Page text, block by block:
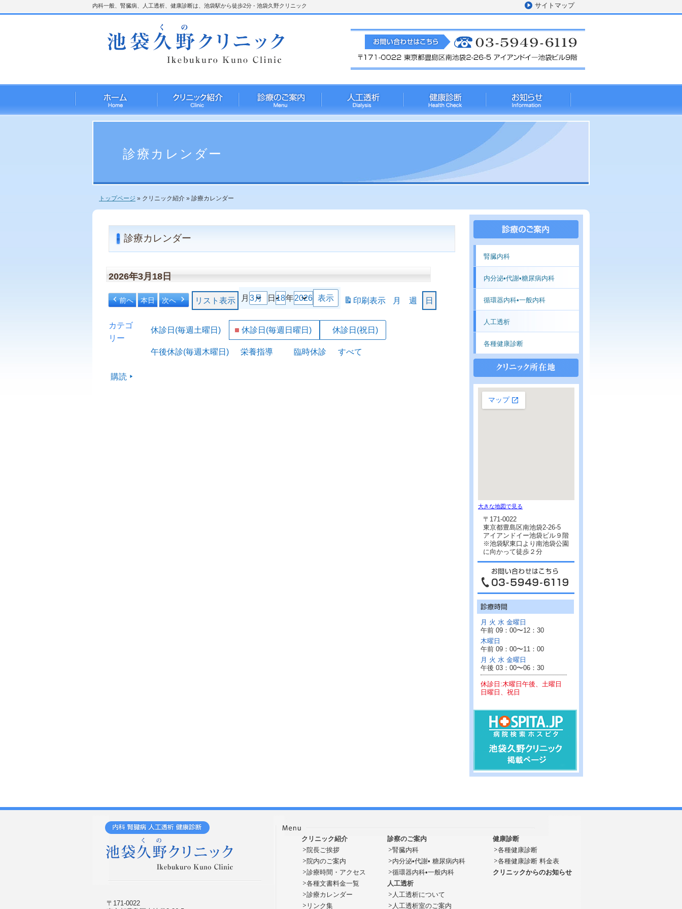
内科一般、腎臓病、人工透析、健康診断は、池袋駅から徒歩2分 - 池袋久野クリニック サイトマップ
診療カレンダー
トップページ » クリニック紹介 » 診療カレンダー
腎臓内科
内分泌•代謝•糖尿病内科
循環器内科•一般内科
人工透析
各種健康診断
大きな地図で見る
〒171-0022
東京都豊島区南池袋2-26-5
アイアンドイー池袋ビル９階
※池袋駅東口より南池袋公園
に向かって徒歩２分
月 火 水 金曜日
午前 09：00〜12：30
木曜日
午前 09：00〜11：00
月 火 水 金曜日
午後 03：00〜06：30
休診日:木曜日午後、土曜日
日曜日、祝日
診療カレンダー
2026年3月18日
前へ 本日 次へ リスト 表示 月 日 年 印刷表示 月 週 日
カテゴ
リー
休診日(毎週土曜日) 休診日(毎週日曜日) 休診日(祝日)
午後休診(毎週木曜日) 栄養指導 臨時休診 すべて
購読
〒171-0022
クリニック紹介
院長ご挨拶
院内のご案内
診療時間・アクセス
各種文書料金一覧
診療カレンダー
リンク集
診察のご案内
腎臓内科
内分泌•代謝• 糖尿病内科
循環器内科•一般内科
人工透析
人工透析について
人工透析室のご案内
健康診断
各種健康診断
各種健康診断 料金表
クリニックからのお知らせ